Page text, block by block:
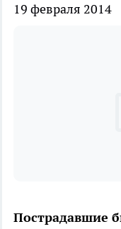
19 февраля 2014
Пострадавшие